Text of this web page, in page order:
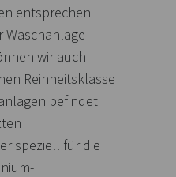
entsprechen
Waschanlage
wir auch
Reinheitsklasse
befindet
speziell für die